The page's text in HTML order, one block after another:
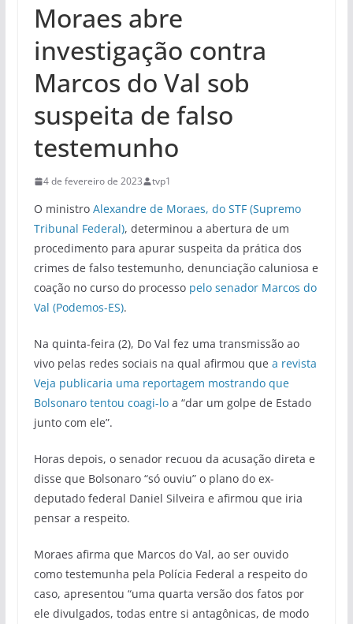
Moraes abre
investigação contra
Marcos do Val sob
suspeita de falso
testemunho
4 de fevereiro de 2023 tvp1
O ministro Alexandre de Moraes, do STF (Supremo
Tribunal Federal), determinou a abertura de um
procedimento para apurar suspeita da prática dos
crimes de falso testemunho, denunciação caluniosa e
coação no curso do processo pelo senador Marcos do
Val (Podemos-ES).
Na quinta-feira (2), Do Val fez uma transmissão ao
vivo pelas redes sociais na qual afirmou que a revista
Veja publicaria uma reportagem mostrando que
Bolsonaro tentou coagi-loa “dar um golpe de Estado
junto com ele”.
Horas depois, o senador recuou da acusação direta e
disse que Bolsonaro “só ouviu” o plano do ex-
deputado federal Daniel Silveira e afirmou que iria
pensar a respeito.
Moraes afirma que Marcos do Val, ao ser ouvido
como testemunha pela Polícia Federal a respeito do
caso, apresentou “uma quarta versão dos fatos por
ele divulgados, todas entre si antagônicas, de modo